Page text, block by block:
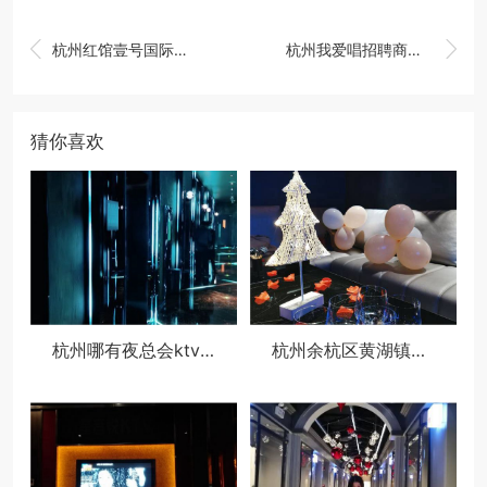
 杭州红馆壹号国际招聘商务礼仪,(安排食宿酒店) 
杭州我爱唱招聘商务礼仪,(不挑人）
猜你喜欢
杭州哪有夜总会ktv招聘酒水促销员,ktv最容易被选中的穿搭 杭州余杭区黄湖镇附近夜场招聘商务接待,(不用订房任务)